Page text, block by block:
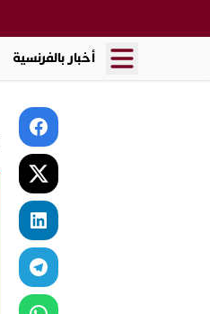
أخبار بالفرنسية